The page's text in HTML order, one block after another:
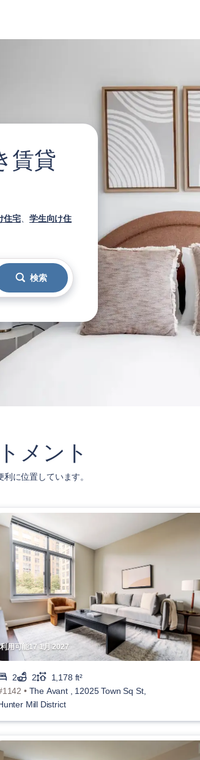
賃貸
住宅
学生向け住
検索
メント
に位置しています。
利用可能17 1月 2027
2 2
1,178 ft²
• The Avant , 12025 Town Sq St,
Mill District